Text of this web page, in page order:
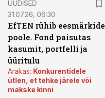
UUDISED
31.07.26, 06:30
EfTEN rühib eesmärkide
poole. Fond paisutas
kasumit, portfelli ja
üüritulu
Arakas: Konkurentidele
ütlen, et tehke järele või
makske kinni